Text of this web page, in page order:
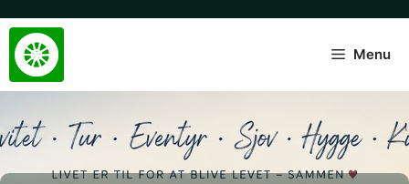
til
indhold
Menu